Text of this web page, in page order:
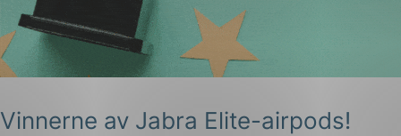
Vinnerne av Jabra Elite-airpods!